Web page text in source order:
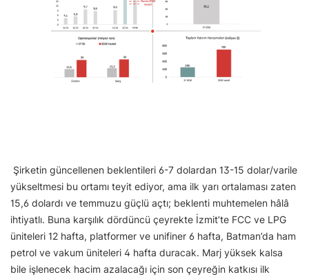
Şirketin güncellenen beklentileri 6-7 dolardan 13-15 dolar/varile
yükseltmesi bu ortamı teyit ediyor, ama ilk yarı ortalaması zaten
15,6 dolardı ve temmuzu güçlü açtı; beklenti muhtemelen hâlâ
ihtiyatlı. Buna karşılık dördüncü çeyrekte İzmit’te FCC ve LPG
üniteleri 12 hafta, platformer ve unifiner 6 hafta, Batman’da ham
petrol ve vakum üniteleri 4 hafta duracak. Marj yüksek kalsa
bile işlenecek hacim azalacağı için son çeyreğin katkısı ilk